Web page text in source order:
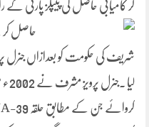
حاصل کر سکے۔
شریف کی حکومت کو بعدازاں جنرل